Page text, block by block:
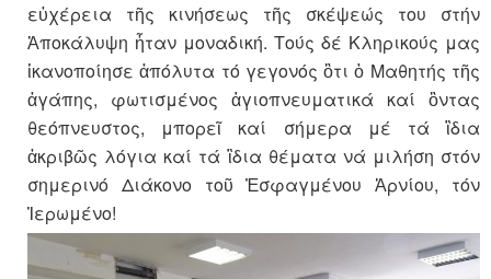
εὐχέρεια τῆς κινήσεως τῆς σκέψεώς του στήν
Ἀποκάλυψη ἦταν μοναδική. Τούς δέ Κληρικούς μας
ἱκανοποίησε ἀπόλυτα τό γεγονός ὃτι ὁ Μαθητής τῆς
ἀγάπης, φωτισμένος ἁγιοπνευματικά καί ὂντας
θεόπνευστος, μπορεῖ καί σήμερα μέ τά ἲδια
ἀκριβῶς λόγια καί τά ἲδια θέματα νά μιλήση στόν
σημερινό Διάκονο τοῦ Ἐσφαγμένου Ἀρνίου, τόν
Ἱερωμένο!